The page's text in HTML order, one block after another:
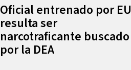
Oficial entrenado por EU
resulta ser
narcotraficante buscado
por la DEA